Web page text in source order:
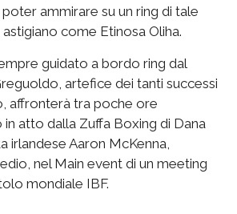
ammirare su un ring di tale
come Etinosa Oliha.
guidato a bordo ring dal
artefice dei tanti successi
affronterà tra poche ore
atto dalla Zuffa Boxing di Dana
irlandese Aaron McKenna,
nel Main event di un meeting
mondiale IBF.